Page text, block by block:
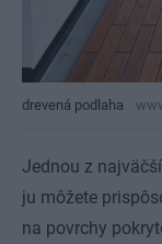
drevená podlaha
Jednou z
ju môžete
na povrchy